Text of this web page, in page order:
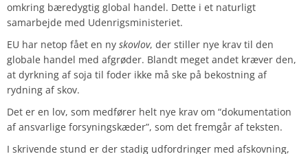
omkring bæredygtig global handel. Dette i et naturligt
samarbejde med Udenrigsministeriet.
EU har netop fået en ny skovlov, der stiller nye krav til den
globale handel med afgrøder. Blandt meget andet kræver den,
at dyrkning af soja til foder ikke må ske på bekostning af
rydning af skov.
Det er en lov, som medfører helt nye krav om “dokumentation
af ansvarlige forsyningskæder”, som det fremgår af teksten.
I skrivende stund er der stadig udfordringer med afskovning,